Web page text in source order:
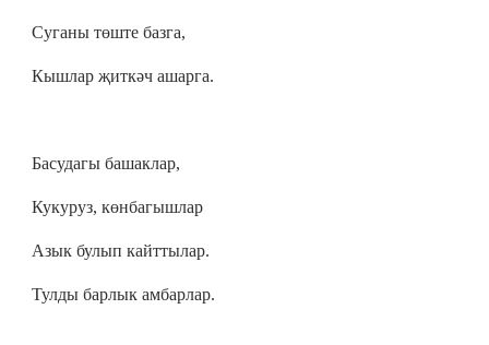
Суганы төште базга,
Кышлар җиткәч ашарга.
Басудагы башаклар,
Кукуруз, көнбагышлар
Азык булып кайттылар.
Тулды барлык амбарлар.